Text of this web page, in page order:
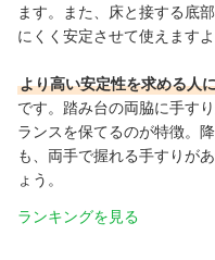
ます。また、床と接する底
にくく安定させて使えますよ
より高い安定性を求める人
です。踏み台の両脇に手す
ランスを保てるのが特徴。
も、両手で握れる手すりが
ょう。
ランキングを見る